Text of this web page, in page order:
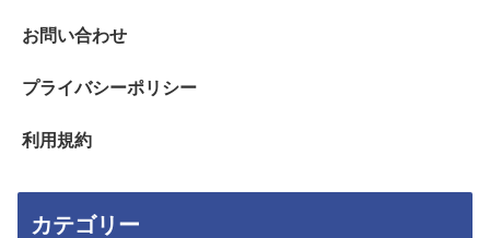
お問い合わせ
プライバシーポリシー
利用規約
カテゴリー